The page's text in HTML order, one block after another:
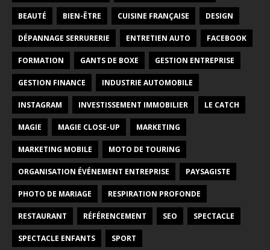
BEAUTÉ BIEN-ÊTRE CUISINE FRANÇAISE DESIGN
DÉPANNAGE SERRURERIE ENTRETIEN AUTO FACEBOOK
FORMATION GANTS DE BOXE GESTION ENTREPRISE
GESTION FINANCE INDUSTRIE AUTOMOBILE
INSTAGRAM INVESTISSEMENT IMMOBILIER LE CATCH
MAGIE MAGIE CLOSE-UP MARKETING
MARKETING MOBILE MOTO DE TOURING
ORGANISATION ÉVÉNEMENT ENTREPRISE PAYSAGISTE
PHOTO DE MARIAGE RESPIRATION PROFONDE
RESTAURANT RÉFÉRENCEMENT SEO SPECTACLE
SPECTACLE ENFANTS SPORT